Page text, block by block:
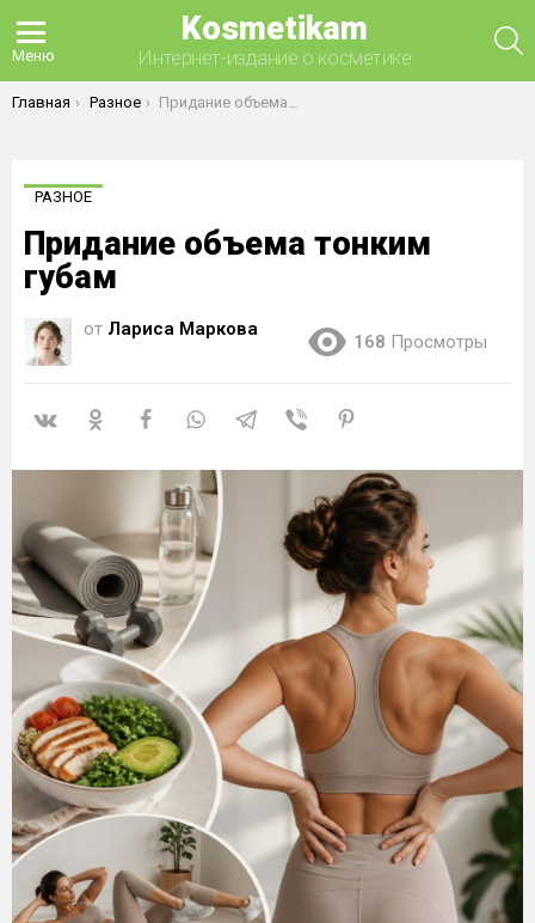
Меню
Kosmetikam
Интернет-издание о косметике
Вы здесь:
Главная Разное Придание объема тонким губам
РАЗНОЕ
Придание объема тонким
губам
от Лариса Маркова
168 Просмотры